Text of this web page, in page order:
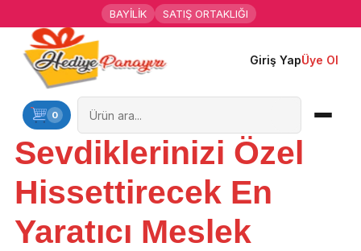
BAYİLİK SATIŞ ORTAKLIĞI
Giriş YapÜye Ol
0
Ana Sayfa
Kişiye Özel Hediyeler
Hediyen Kime
Mesleklere Özel Hediyeler
Özel Günler
Sevdiklerinizi Özel
Hissettirecek En
Yaratıcı Meslek